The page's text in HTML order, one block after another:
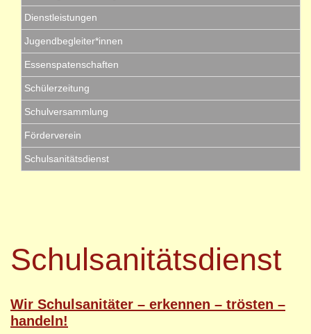
Dienstleistungen
Jugendbegleiter*innen
Essenspatenschaften
Schülerzeitung
Schulversammlung
Förderverein
Schulsanitätsdienst
Schulsanitätsdienst
Wir Schulsanitäter – erkennen – trösten –
handeln!